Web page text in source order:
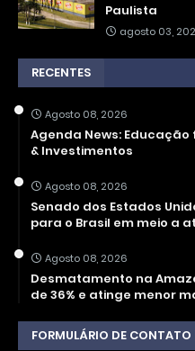
Paulista
agosto 03,
RECENTES
Agosto 08, 2026
Agenda News:
& Investimentos
Agosto 08, 2026
Senado dos Estados
para o Brasil em meio a
Agosto 08, 2026
Desmatamento na
de 36% e atinge menor
FORMULÁRIO DE CONTATO